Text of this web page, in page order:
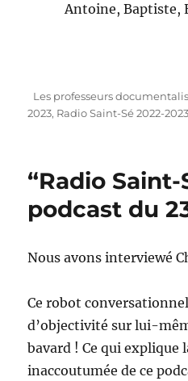
Antoine, Baptiste,
Auteur
Les professeurs
2023, Radio Saint-Sé 2022-2023
“Radio Saint-
podcast du
Nous avons interviewé
Ce robot
d’objectivité sur lui-
bavard ! Ce qui explique
inaccoutumée de ce